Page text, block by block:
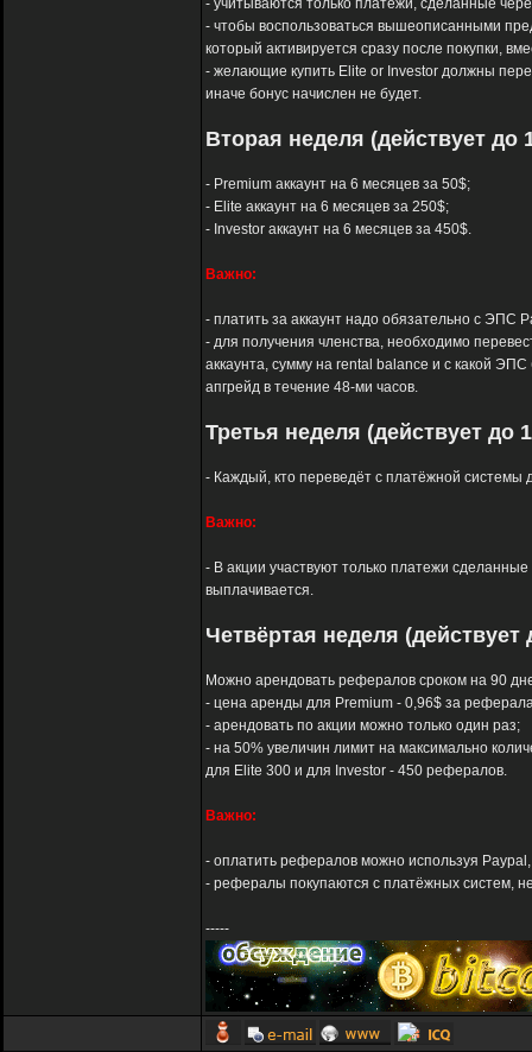
- учитываются только платежи, сделанные
- чтобы воспользоваться вышеописанными
который активируется сразу после покупки,
- желающие купить Elite or Investor должны
иначе бонус начислен не будет.
Вторая неделя (действует до
- Premium аккаунт на 6 месяцев за 50$;
- Elite аккаунт на 6 месяцев за 250$;
- Investor аккаунт на 6 месяцев за 450$.
Важно:
- платить за аккаунт надо обязательно с ЭПС
- для получения членства, необходимо
аккаунта, сумму на rental balance и с какой
апгрейд в течение 48-ми часов.
Третья неделя (действует до
- Каждый, кто переведёт с платёжной системы
Важно:
- В акции участвуют только платежи
выплачивается.
Четвёртая неделя (действует
Можно арендовать рефералов сроком на 90
- цена аренды для Premium - 0,96$ за
- арендовать по акции можно только один раз;
- на 50% увеличин лимит на максимально
для Elite 300 и для Investor - 450 рефералов.
Важно:
- оплатить рефералов можно используя
- рефералы покупаются с платёжных систем,
-----